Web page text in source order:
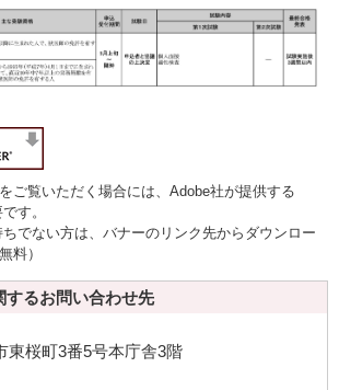
ご覧いただく場合には、Adobe社が提供する
す。
でない方は、バナーのリンク先からダウンロー
料）
するお問い合わせ先
東桜町3番5号本庁舎3階